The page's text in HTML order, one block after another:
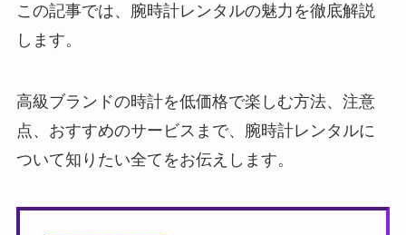
この記事では、腕時計レンタルの魅力を徹底解説
します。
高級ブランドの時計を低価格で楽しむ方法、注意
点、おすすめのサービスまで、腕時計レンタルに
ついて知りたい全てをお伝えします。